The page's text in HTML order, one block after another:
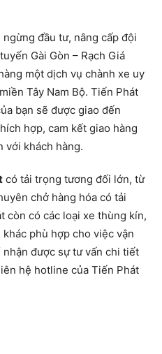
ngừng đầu tư, nâng cấp đội
Gài Gòn – Rạch Giá
một dịch vụ chành xe uy
Tây Nam Bộ. Tiến Phát
bạn sẽ được giao đến
hợp, cam kết giao hàng
với khách hàng.
có tải trọng tương đối lớn, từ
chở hàng hóa có tải
còn có các loại xe thùng kín,
phù hợp cho việc vận
được sự tư vấn chi tiết
hệ hotline của Tiến Phát